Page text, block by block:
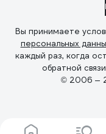
Вы принимаете
персональных
каждый раз, когда
обратной
© 2006 —